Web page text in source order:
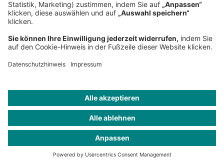
Sederanger 1
80538 München
Deutschland
Fax:
+49 89 9230-8202